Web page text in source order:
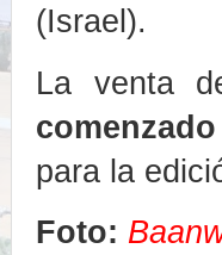
(Israel).
La venta
para la
Foto: